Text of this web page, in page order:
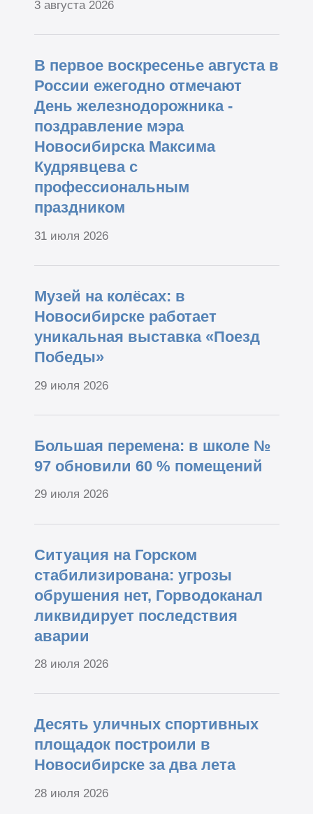
3 августа 2026
В первое воскресенье августа в
России ежегодно отмечают
День железнодорожника -
поздравление мэра
Новосибирска Максима
Кудрявцева с
профессиональным
праздником
31 июля 2026
Музей на колёсах: в
Новосибирске работает
уникальная выставка «Поезд
Победы»
29 июля 2026
Большая перемена: в школе №
97 обновили 60 % помещений
29 июля 2026
Ситуация на Горском
стабилизирована: угрозы
обрушения нет, Горводоканал
ликвидирует последствия
аварии
28 июля 2026
Десять уличных спортивных
площадок построили в
Новосибирске за два лета
28 июля 2026